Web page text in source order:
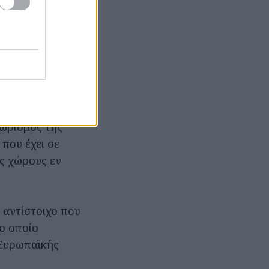
με τα
της
έχει σε
χώρους εν
που
οποίο